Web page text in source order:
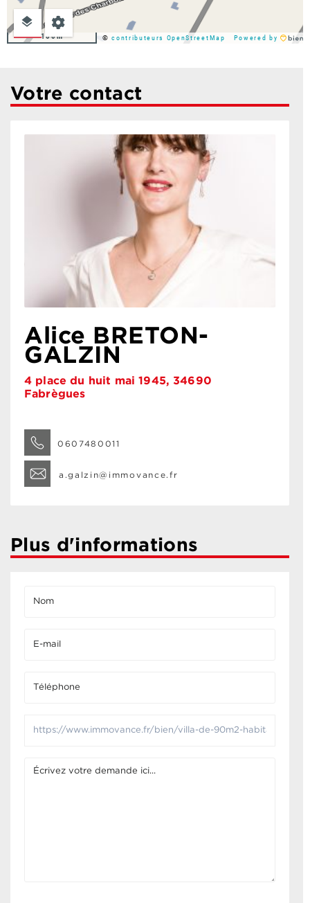
100m ©contributeurs OpenStreetMap Powered by
Votre contact
Alice BRETON-
GALZIN
4 place du huit mai 1945, 34690
Fabrègues
0607480011
a.galzin@immovance.fr
Plus d'informations